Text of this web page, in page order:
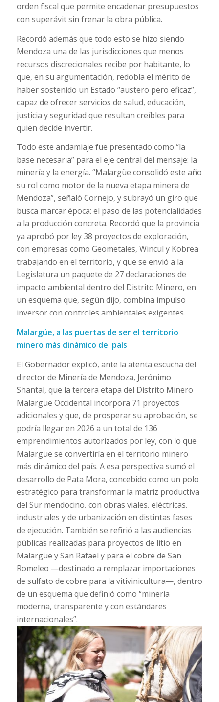
orden fiscal que permite encadenar presupuestos
con superávit sin frenar la obra pública.
Recordó además que todo esto se hizo siendo
Mendoza una de las jurisdicciones que menos
recursos discrecionales recibe por habitante, lo
que, en su argumentación, redobla el mérito de
haber sostenido un Estado “austero pero eficaz”,
capaz de ofrecer servicios de salud, educación,
justicia y seguridad que resultan creíbles para
quien decide invertir.
Todo este andamiaje fue presentado como “la
base necesaria” para el eje central del mensaje: la
minería y la energía. “Malargüe consolidó este año
su rol como motor de la nueva etapa minera de
Mendoza”, señaló Cornejo, y subrayó un giro que
busca marcar época: el paso de las potencialidades
a la producción concreta. Recordó que la provincia
ya aprobó por ley 38 proyectos de exploración,
con empresas como Geometales, Wincul y Kobrea
trabajando en el territorio, y que se envió a la
Legislatura un paquete de 27 declaraciones de
impacto ambiental dentro del Distrito Minero, en
un esquema que, según dijo, combina impulso
inversor con controles ambientales exigentes.
Malargüe, a las puertas de ser el territorio
minero más dinámico del país
El Gobernador explicó, ante la atenta escucha del
director de Minería de Mendoza, Jerónimo
Shantal, que la tercera etapa del Distrito Minero
Malargüe Occidental incorpora 71 proyectos
adicionales y que, de prosperar su aprobación, se
podría llegar en 2026 a un total de 136
emprendimientos autorizados por ley, con lo que
Malargüe se convertiría en el territorio minero
más dinámico del país. A esa perspectiva sumó el
desarrollo de Pata Mora, concebido como un polo
estratégico para transformar la matriz productiva
del Sur mendocino, con obras viales, eléctricas,
industriales y de urbanización en distintas fases
de ejecución. También se refirió a las audiencias
públicas realizadas para proyectos de litio en
Malargüe y San Rafael y para el cobre de San
Romeleo —destinado a remplazar importaciones
de sulfato de cobre para la vitivinicultura—, dentro
de un esquema que definió como “minería
moderna, transparente y con estándares
internacionales”.